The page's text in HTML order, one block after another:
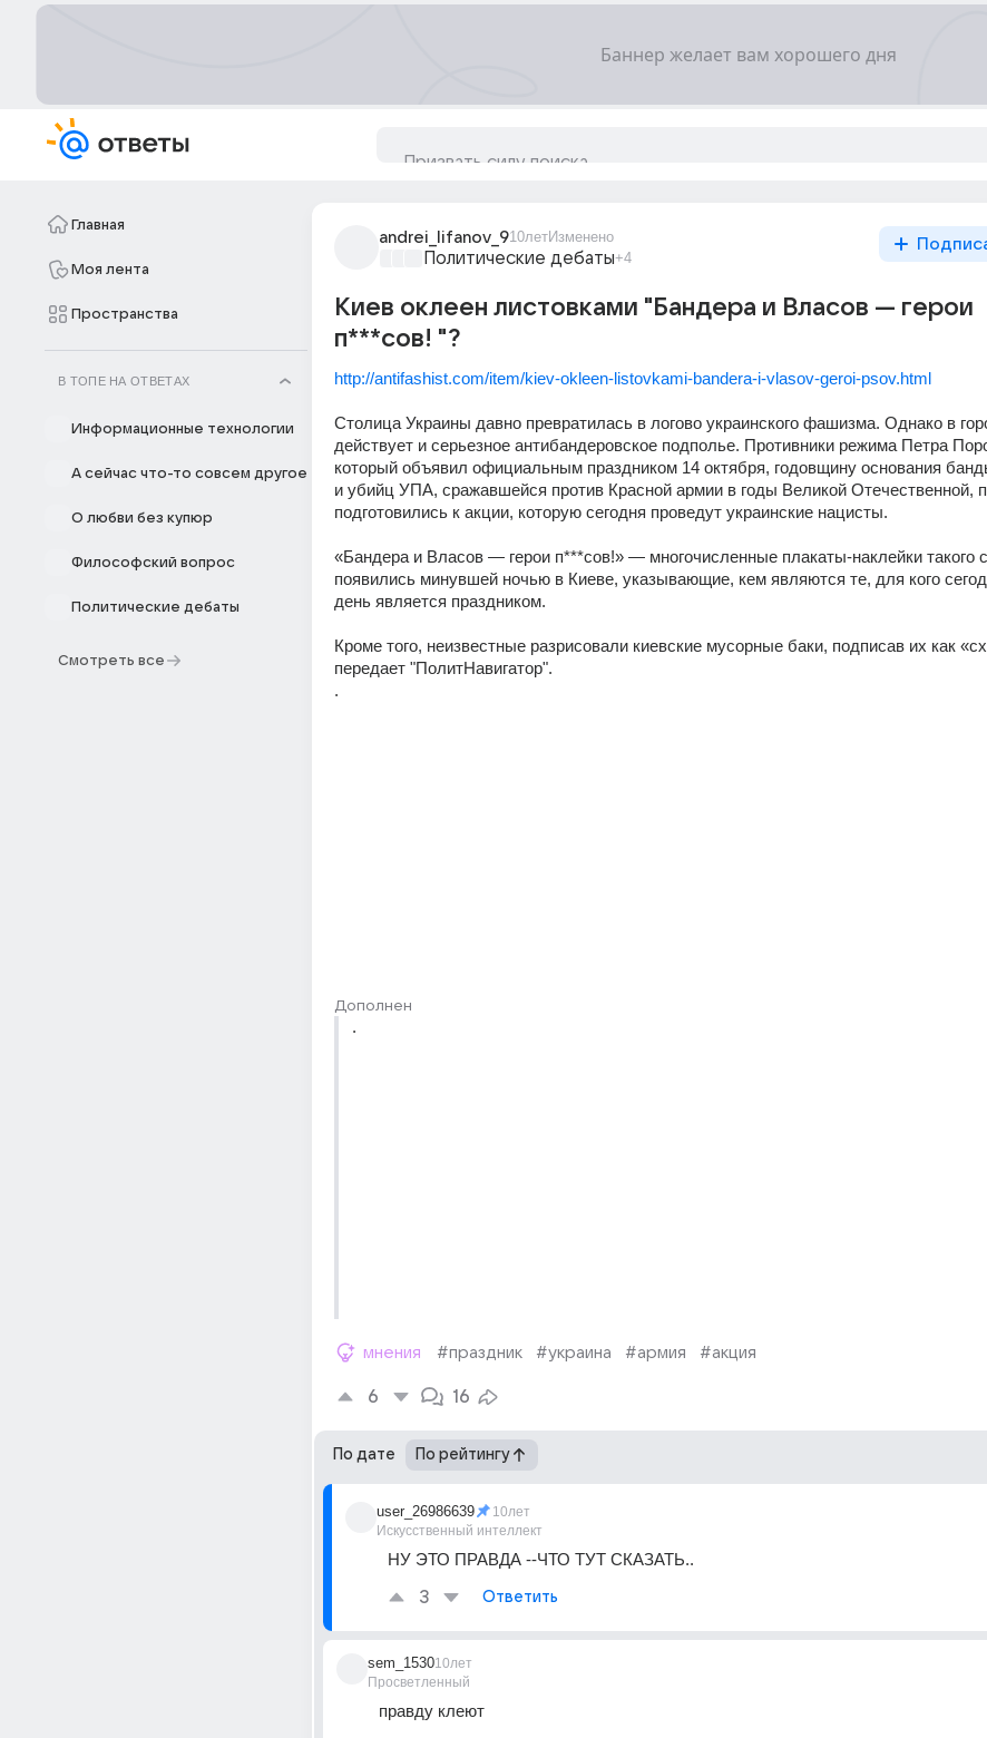
Главная
Моя лента
Пространства
В ТОПЕ НА ОТВЕТАХ
Информационные технологии
А сейчас что-то совсем другое
О любви без купюр
Философский вопрос
Политические дебаты
Смотреть все
andrei_lifanov_910летИзменено
Политические дебаты+4
Киев оклеен листовками "Бандера и Власов — герои
п***сов! "?
http://antifashist.com/item/kiev-okleen-listovkami-bandera-i-vlasov-geroi-psov.html
Столица Украины давно превратилась в логово украинского фашизма. Однако в
действует и серьезное антибандеровское подполье. Противники режима Петра
который объявил официальным праздником 14 октября, годовщину основания
и убийц УПА, сражавшейся против Красной армии в годы Великой Отечественной,
подготовились к акции, которую сегодня проведут украинские нацисты.
«Бандера и Власов — герои п***сов!» — многочисленные плакаты-наклейки такого
появились минувшей ночью в Киеве, указывающие, кем являются те, для кого
день является праздником.
Кроме того, неизвестные разрисовали киевские мусорные баки, подписав их как
передает "ПолитНавигатор".
.
Дополнен
.
мнения #праздник #украина #армия #акция
6 16
По дате По рейтингу
user_26986639
Искусственный интеллект
10лет
НУ ЭТО ПРАВДА --ЧТО ТУТ СКАЗАТЬ..
3 Ответить
sem_1530
Просветленный
10лет
правду клеют